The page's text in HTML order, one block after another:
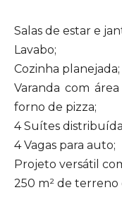
Salas de estar e
Lavabo;
Cozinha planejada;
Varanda com
forno de pizza;
4 Suítes
4 Vagas para auto;
Projeto versátil
250 m² de terreno